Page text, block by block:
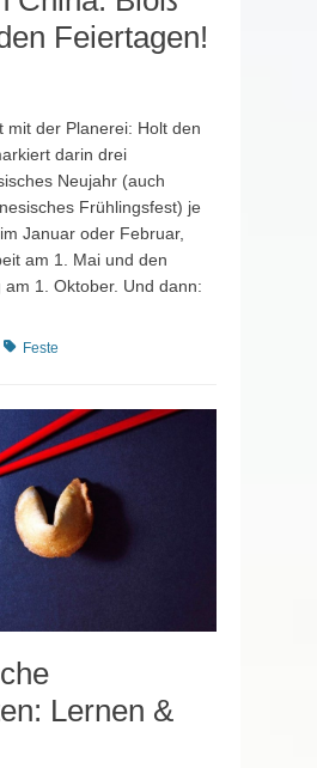
Feiertagen!
mit der Planerei: Holt den
darin drei
Neujahr (auch
Frühlingsfest) je
Januar oder Februar,
am 1. Mai und den
am 1. Oktober. Und dann:
Schlagworte
Feste
Lernen &